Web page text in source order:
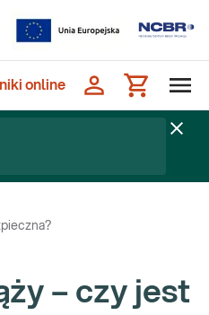
online
– czy jest